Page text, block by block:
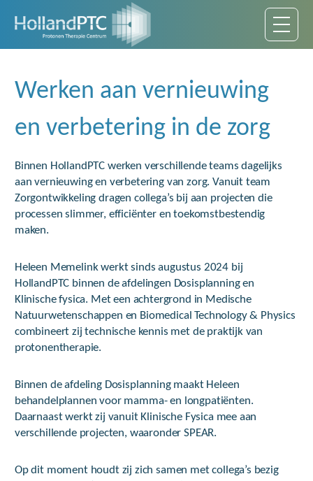
Werken aan vernieuwing
en verbetering in de zorg
Binnen HollandPTC werken verschillende teams dagelijks
aan vernieuwing en verbetering van zorg. Vanuit team
Zorgontwikkeling dragen collega’s bij aan projecten die
processen slimmer, efficiënter en toekomstbestendig
maken.
Heleen Memelink werkt sinds augustus 2024 bij
HollandPTC binnen de afdelingen Dosisplanning en
Klinische fysica. Met een achtergrond in Medische
Natuurwetenschappen en Biomedical Technology & Physics
combineert zij technische kennis met de praktijk van
protonentherapie.
Binnen de afdeling Dosisplanning maakt Heleen
behandelplannen voor mamma- en longpatiënten.
Daarnaast werkt zij vanuit Klinische Fysica mee aan
verschillende projecten, waaronder SPEAR.
Op dit moment houdt zij zich samen met collega’s bezig